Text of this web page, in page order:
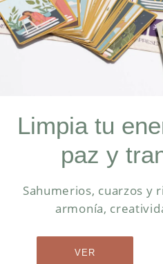
Limpia tu
paz y
Sahumerios, cuarzos y
armonía,
VER